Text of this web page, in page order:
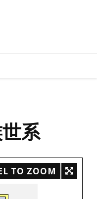
系
TO ZOOM